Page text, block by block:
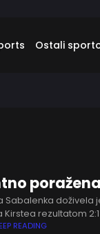
Ostali
Sabalenka doživela
rezultatom 2:1
U sledećem
READING